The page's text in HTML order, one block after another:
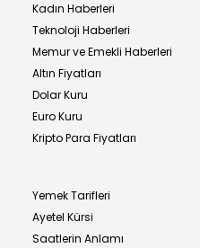
Kadın Haberleri
Teknoloji Haberleri
Memur ve Emekli Haberleri
Altın Fiyatları
Dolar Kuru
Euro Kuru
Kripto Para Fiyatları
Yemek Tarifleri
Ayetel Kürsi
Saatlerin Anlamı